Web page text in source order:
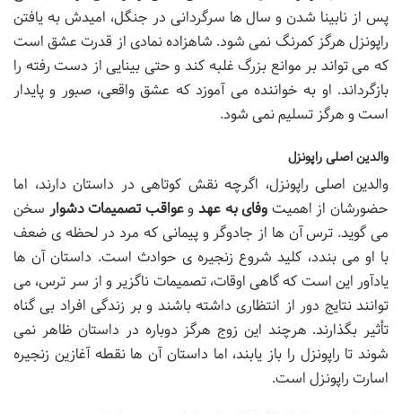
پس از نابینا شدن و سال ها سرگردانی در جنگل، امیدش به یافتن
راپونزل هرگز کمرنگ نمی شود. شاهزاده نمادی از قدرت عشق است
که می تواند بر موانع بزرگ غلبه کند و حتی بینایی از دست رفته را
بازگرداند. او به خواننده می آموزد که عشق واقعی، صبور و پایدار
است و هرگز تسلیم نمی شود.
والدین اصلی راپونزل
والدین اصلی راپونزل، اگرچه نقش کوتاهی در داستان دارند، اما
حضورشان از اهمیت وفای به عهدوعواقب تصمیمات دشوار سخن
می گوید. ترس آن ها از جادوگر و پیمانی که مرد در لحظه ی ضعف
با او می بندد، کلید شروع زنجیره ی حوادث است. داستان آن ها
یادآور این است که گاهی اوقات، تصمیمات ناگزیر و از سر ترس، می
توانند نتایج دور از انتظاری داشته باشند و بر زندگی افراد بی گناه
تأثیر بگذارند. هرچند این زوج هرگز دوباره در داستان ظاهر نمی
شوند تا راپونزل را باز یابند، اما داستان آن ها نقطه آغازین زنجیره
اسارت راپونزل است.